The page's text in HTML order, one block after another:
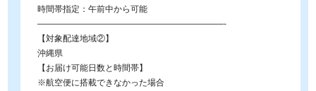
時間帯指定：午前中から可能
——————————————————————-
【対象配達地域②】
沖縄県
【お届け可能日数と時間帯】
※航空便に搭載できなかった場合